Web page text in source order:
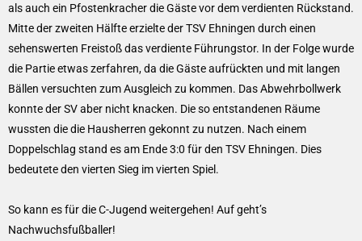
als auch ein Pfostenkracher die Gäste vor dem verdienten Rückstand.
Mitte der zweiten Hälfte erzielte der TSV Ehningen durch einen
sehenswerten Freistoß das verdiente Führungstor. In der Folge wurde
die Partie etwas zerfahren, da die Gäste aufrückten und mit langen
Bällen versuchten zum Ausgleich zu kommen. Das Abwehrbollwerk
konnte der SV aber nicht knacken. Die so entstandenen Räume
wussten die die Hausherren gekonnt zu nutzen. Nach einem
Doppelschlag stand es am Ende 3:0 für den TSV Ehningen. Dies
bedeutete den vierten Sieg im vierten Spiel.
So kann es für die C-Jugend weitergehen! Auf geht’s
Nachwuchsfußballer!